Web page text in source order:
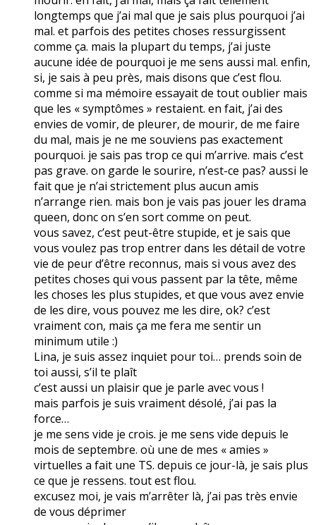
longtemps que j’ai mal que je sais plus pourquoi j’ai
mal. et parfois des petites choses ressurgissent
comme ça. mais la plupart du temps, j’ai juste
aucune idée de pourquoi je me sens aussi mal. enfin,
si, je sais à peu près, mais disons que c’est flou.
comme si ma mémoire essayait de tout oublier mais
que les « symptômes » restaient. en fait, j’ai des
envies de vomir, de pleurer, de mourir, de me faire
du mal, mais je ne me souviens pas exactement
pourquoi. je sais pas trop ce qui m’arrive. mais c’est
pas grave. on garde le sourire, n’est-ce pas? aussi le
fait que je n’ai strictement plus aucun amis
n’arrange rien. mais bon je vais pas jouer les drama
queen, donc on s’en sort comme on peut.
vous savez, c’est peut-être stupide, et je sais que
vous voulez pas trop entrer dans les détail de votre
vie de peur d’être reconnus, mais si vous avez des
petites choses qui vous passent par la tête, même
les choses les plus stupides, et que vous avez envie
de les dire, vous pouvez me les dire, ok? c’est
vraiment con, mais ça me fera me sentir un
minimum utile :)
Lina, je suis assez inquiet pour toi… prends soin de
toi aussi, s’il te plaît
c’est aussi un plaisir que je parle avec vous !
mais parfois je suis vraiment désolé, j’ai pas la
force…
je me sens vide je crois. je me sens vide depuis le
mois de septembre. où une de mes « amies »
virtuelles a fait une TS. depuis ce jour-là, je sais plus
ce que je ressens. tout est flou.
excusez moi, je vais m’arrêter là, j’ai pas très envie
de vous déprimer